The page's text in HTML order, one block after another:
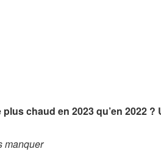
chaud en 2023 qu’en 2022
manquer